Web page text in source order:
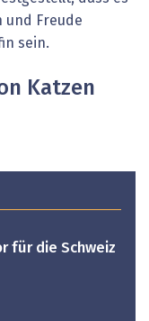
und Freude
sein.
Katzen
für die Schweiz